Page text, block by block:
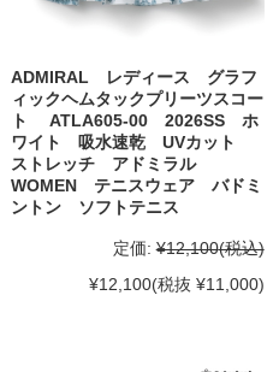
ADMIRAL レディース グラフ
ィックヘムタックプリーツスコー
ト ATLA605-00 2026SS ホ
ワイト 吸水速乾 UVカット
ストレッチ アドミラル
WOMEN テニスウェア バドミ
ントン ソフトテニス
定価: ¥12,100(税込)
¥12,100(税抜 ¥11,000)